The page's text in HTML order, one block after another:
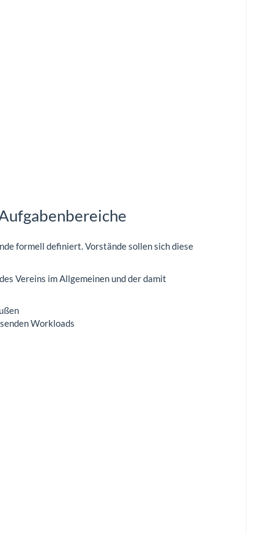
formell definiert. Vorstände sollen sich diese
Vereins im Allgemeinen und der damit
Workloads